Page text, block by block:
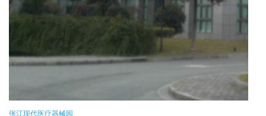
张江现代医疗器械园